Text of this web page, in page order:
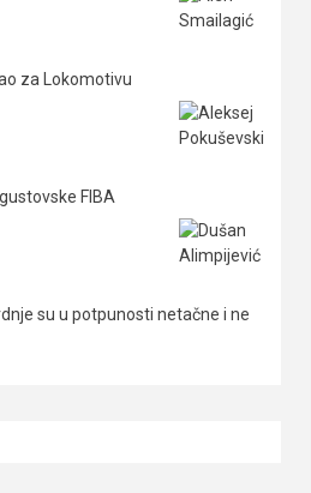
za Lokomotivu
FIBA
su u potpunosti netačne i ne